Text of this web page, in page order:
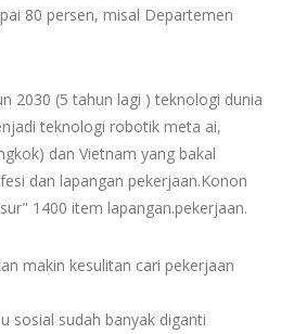
80 persen, misal Departemen
2030 (5 tahun lagi ) teknologi dunia
teknologi robotik meta ai,
dan Vietnam yang bakal
dan lapangan pekerjaan.Konon
1400 item lapangan.pekerjaan.
makin kesulitan cari pekerjaan
sosial sudah banyak diganti